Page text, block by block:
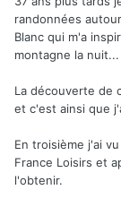
randonnées
Blanc qui m'a
montagne la
La découverte de
et c'est ainsi que
En troisième j'ai
France Loisirs et
l'obtenir.